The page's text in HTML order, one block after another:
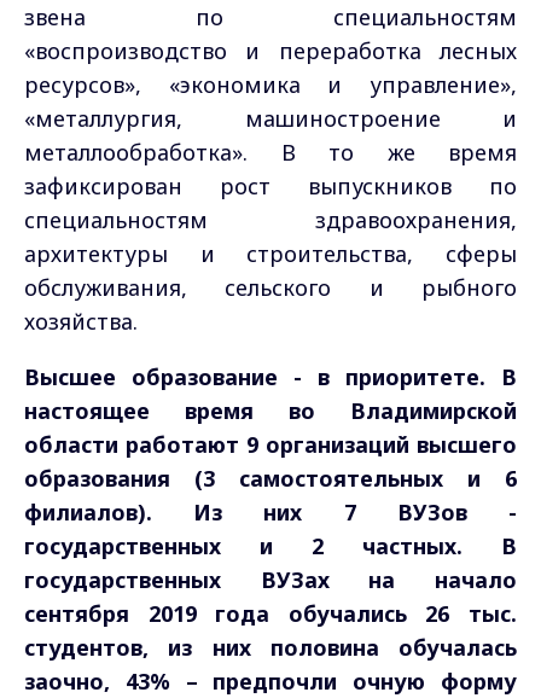
звена по специальностям
«воспроизводство и переработка лесных
ресурсов», «экономика и управление»,
«металлургия, машиностроение и
металлообработка». В то же время
зафиксирован рост выпускников по
специальностям здравоохранения,
архитектуры и строительства, сферы
обслуживания, сельского и рыбного
хозяйства.
Высшее образование - в приоритете. В
настоящее время во Владимирской
области работают 9 организаций высшего
образования (3 самостоятельных и 6
филиалов). Из них 7 ВУЗов -
государственных и 2 частных. В
государственных ВУЗах на начало
сентября 2019 года обучались 26 тыс.
студентов, из них половина обучалась
заочно, 43% – предпочли очную форму